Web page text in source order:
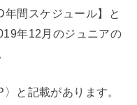
間スケジュール】と
年12月のジュニアの
と記載があります。